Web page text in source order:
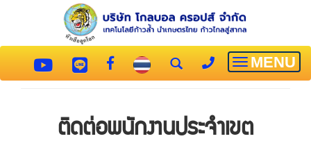
Toggle
MENU
ติดต่อพนักงานประจำเขต